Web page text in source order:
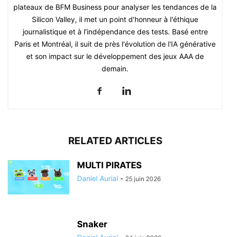
plateaux de BFM Business pour analyser les tendances de la
Silicon Valley, il met un point d'honneur à l'éthique
journalistique et à l'indépendance des tests. Basé entre
Paris et Montréal, il suit de près l'évolution de l'IA générative
et son impact sur le développement des jeux AAA de
demain.
RELATED ARTICLES
MULTI PIRATES
Daniel Aurial - 25 juin 2026
Snaker